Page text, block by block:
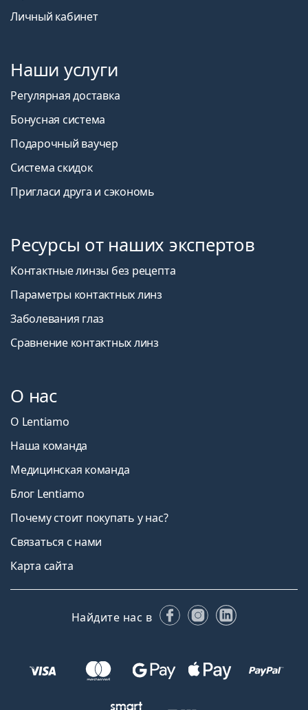
Личный кабинет
Наши услуги
Регулярная доставка
Бонусная система
Подарочный ваучер
Система скидок
Пригласи друга и сэкономь
Ресурсы от наших экспертов
Контактные линзы без рецепта
Параметры контактных линз
Заболевания глаз
Сравнение контактных линз
О нас
О Lentiamo
Наша команда
Медицинская команда
Блог Lentiamo
Почему стоит покупать у нас?
Связаться с нами
Карта сайта
Найдите нас в FacebookInstagram
LinkedIn